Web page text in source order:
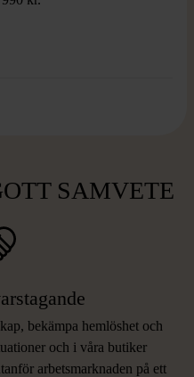
SAMVETE
bekämpa hemlöshet och
och i våra butiker
arbetsmarknaden på ett